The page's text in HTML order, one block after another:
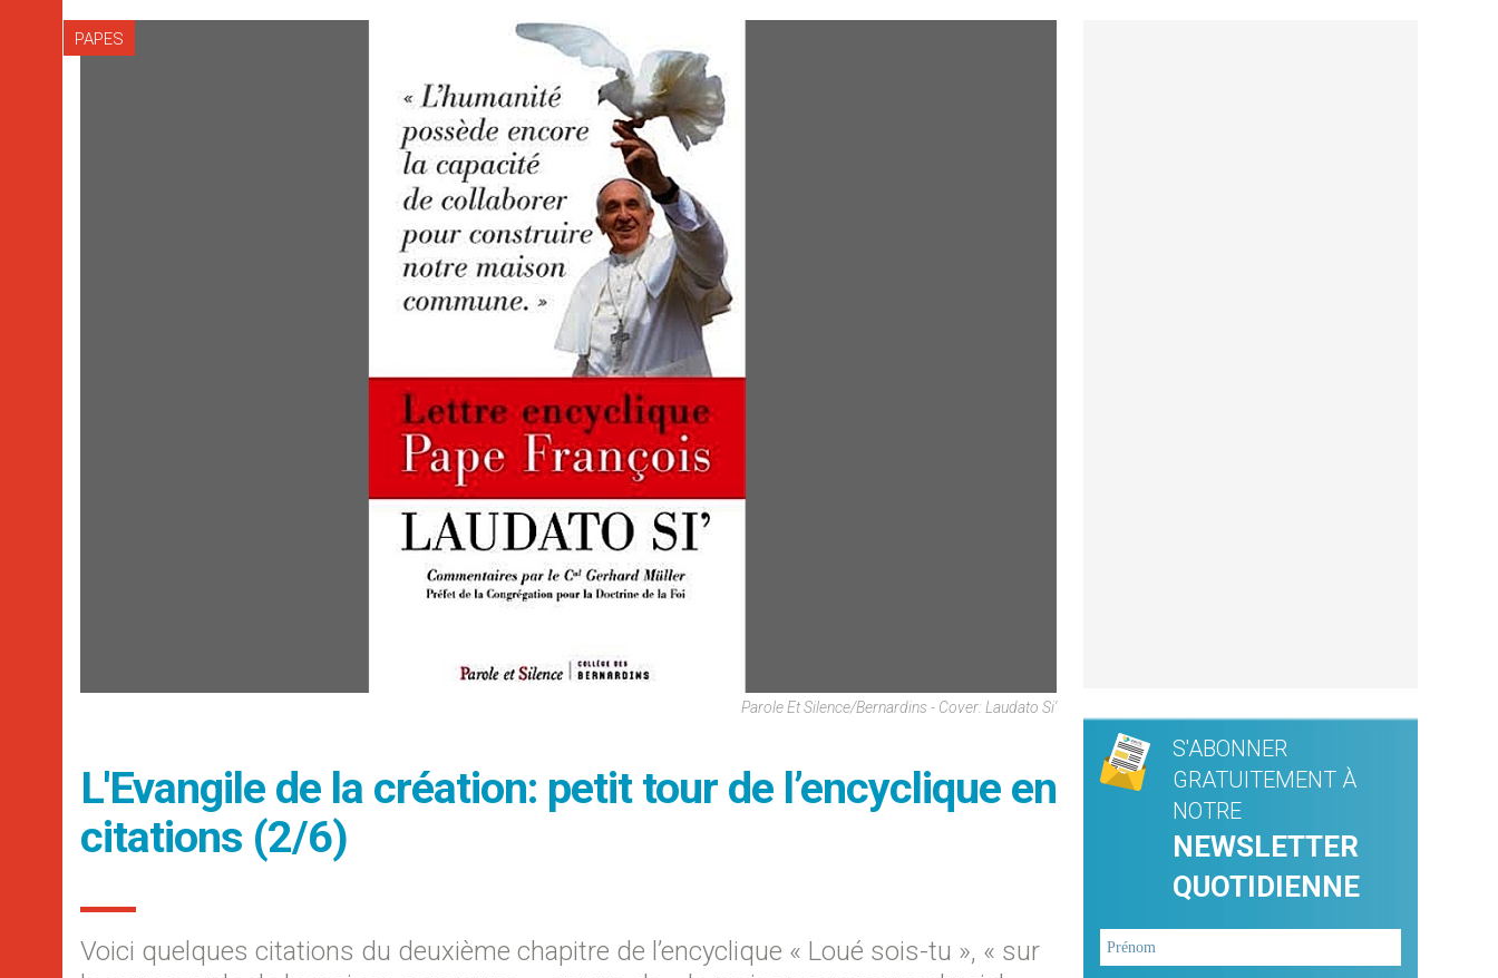
PAPES
Parole Et Silence/Bernardins - Cover: Laudato Si'
L'Evangile de la création: petit tour de l’encyclique en
citations (2/6)
Voici quelques citations du deuxième chapitre de l’encyclique « Loué sois-tu », « sur
S'ABONNER
GRATUITEMENT À
NOTRE
NEWSLETTER
QUOTIDIENNE